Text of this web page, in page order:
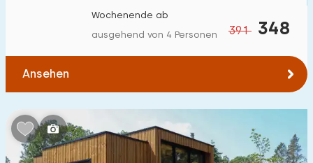
391 348
Wochenende ab
ausgehend von 4 Personen
Ansehen